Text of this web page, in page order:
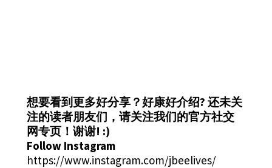
想要看到更多好分享？好康好介绍? 还未关
注的读者朋友们，请关注我们的官方社交
网专页！谢谢! :)
Follow Instagram
https://www.instagram.com/jbeelives/